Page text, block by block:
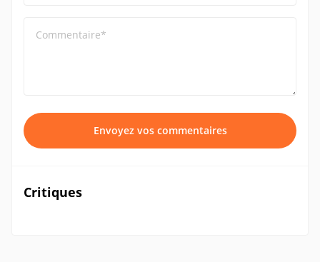
Commentaire*
Envoyez vos commentaires
Critiques